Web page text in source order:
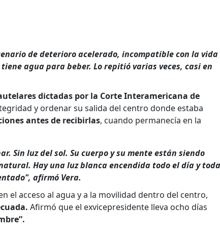
de deterioro acelerado, incompatible con la vida
agua para beber. Lo repitió varias veces, casi en
dictadas por la Corte Interamericana de
y ordenar su salida del centro donde estaba
antes de recibirlas, cuando permanecía en la
Sin luz del sol. Su cuerpo y su mente están siendo
Hay una luz blanca encendida todo el día y toda
afirmó Vera.
el acceso al agua y a la movilidad dentro del centro,
Afirmó que el exvicepresidente lleva ocho días